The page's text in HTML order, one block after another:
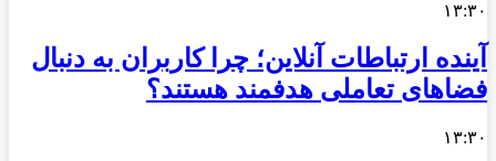
۱۳:۳۰
آینده ارتباطات آنلاین؛ چرا کاربران به دنبال
فضاهای تعاملی هدفمند هستند؟
۱۳:۳۰